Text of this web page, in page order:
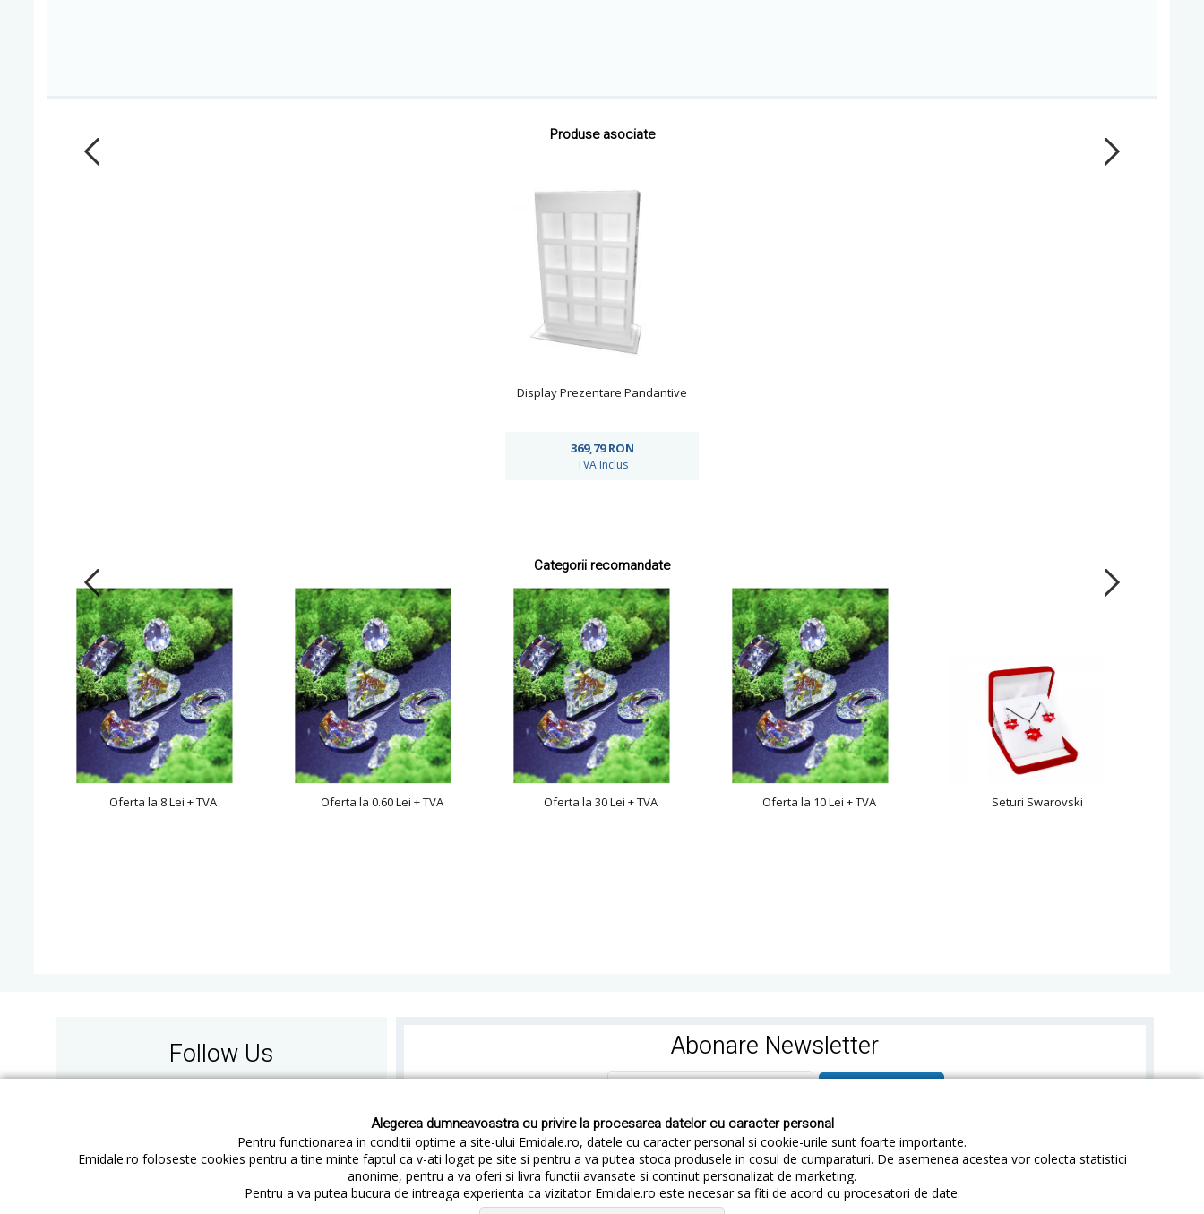
Alegerea dumneavoastra cu privire la procesarea datelor cu caracter personal
Pentru functionarea in conditii optime a site-ului Emidale.ro, datele cu caracter personal si cookie-urile sunt foarte importante.
Emidale.ro foloseste cookies pentru a tine minte faptul ca v-ati logat pe site si pentru a va putea stoca produsele in cosul de cumparaturi. De asemenea acestea vor colecta statistici
anonime, pentru a va oferi si livra functii avansate si continut personalizat de marketing.
Pentru a va putea bucura de intreaga experienta ca vizitator Emidale.ro este necesar sa fiti de acord cu procesatori de date.
Produse asociate
Display Prezentare Pandantive
369,79RON
TVA Inclus
Categorii recomandate
Oferta la 8 Lei + TVA Oferta la 0.60 Lei + TVA Oferta la 30 Lei + TVA Oferta la 10 Lei + TVA Seturi Swarovski
Follow Us Abonare Newsletter
Cum cumperi Cum platesc Cum livram Cum returnezi Termeni si Conditii Confidentialitate Sitemap